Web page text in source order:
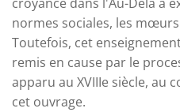
normes sociales, les
Toutefois, cet
remis en cause par le
apparu au XVIIIe siècle,
cet ouvrage.